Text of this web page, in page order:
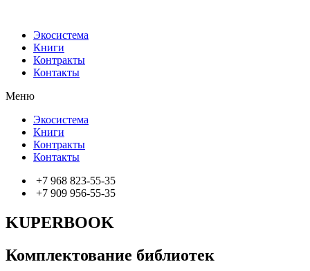
Экосистема
Книги
Контракты
Контакты
Меню
Экосистема
Книги
Контракты
Контакты
+7 968 823-55-35
+7 909 956-55-35
KUPERBOOK
Комплектование библиотек